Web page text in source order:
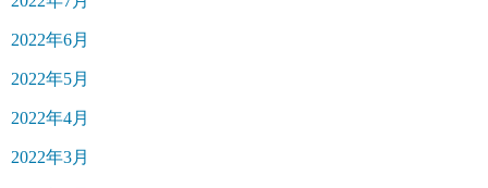
2022年6月
2022年5月
2022年4月
2022年3月